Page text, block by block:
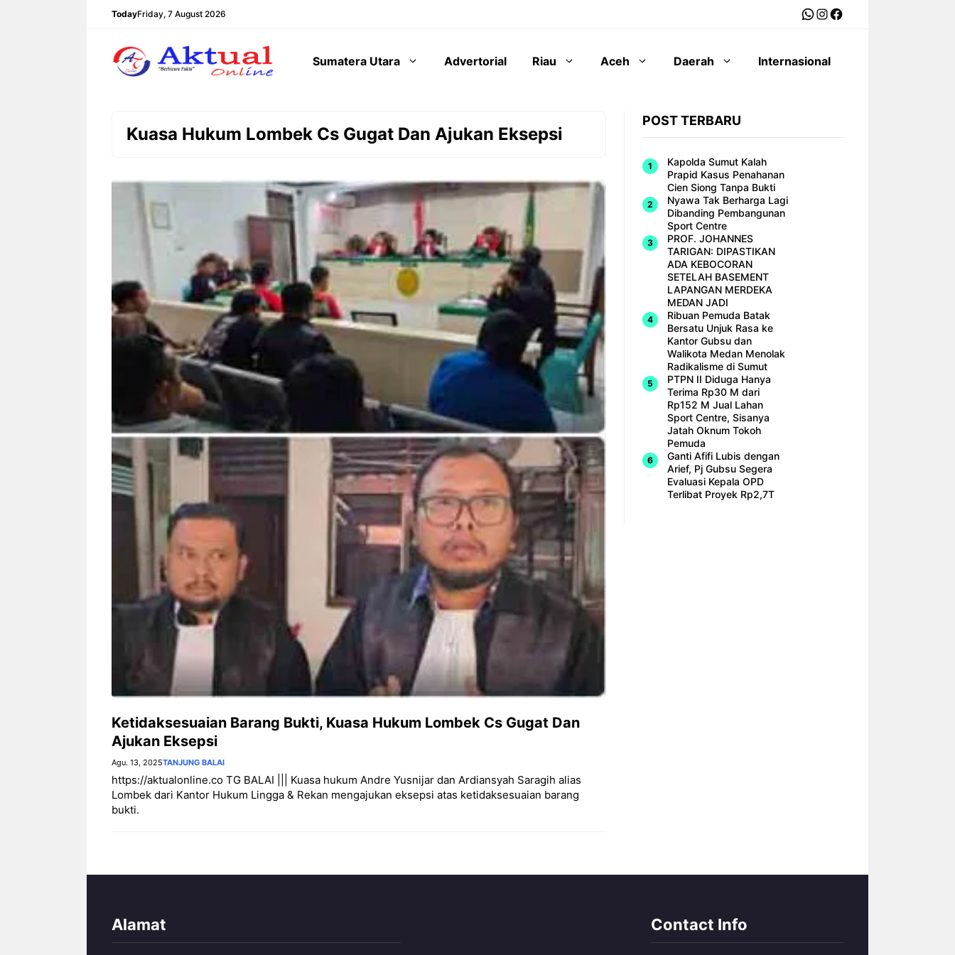
TodayFriday, 7 August 2026 WhatsApp
Instagram
Facebook
Sumatera Utara Advertorial Riau Aceh Daerah Internasional
Kuasa Hukum Lombek Cs Gugat Dan Ajukan Eksepsi
Ketidaksesuaian Barang Bukti, Kuasa Hukum Lombek Cs Gugat Dan
Ajukan Eksepsi
Agu. 13, 2025TANJUNG BALAI
https://aktualonline.co TG BALAI ||| Kuasa hukum Andre Yusnijar dan Ardiansyah Saragih alias
Lombek dari Kantor Hukum Lingga & Rekan mengajukan eksepsi atas ketidaksesuaian barang
bukti.
POST TERBARU
Kapolda Sumut Kalah
Prapid Kasus Penahanan
Cien Siong Tanpa Bukti
Nyawa Tak Berharga Lagi
Dibanding Pembangunan
Sport Centre
PROF. JOHANNES
TARIGAN: DIPASTIKAN
ADA KEBOCORAN
SETELAH BASEMENT
LAPANGAN MERDEKA
MEDAN JADI
Ribuan Pemuda Batak
Bersatu Unjuk Rasa ke
Kantor Gubsu dan
Walikota Medan Menolak
Radikalisme di Sumut
PTPN II Diduga Hanya
Terima Rp30 M dari
Rp152 M Jual Lahan
Sport Centre, Sisanya
Jatah Oknum Tokoh
Pemuda
Ganti Afifi Lubis dengan
Arief, Pj Gubsu Segera
Evaluasi Kepala OPD
Terlibat Proyek Rp2,7T
Alamat Contact Info